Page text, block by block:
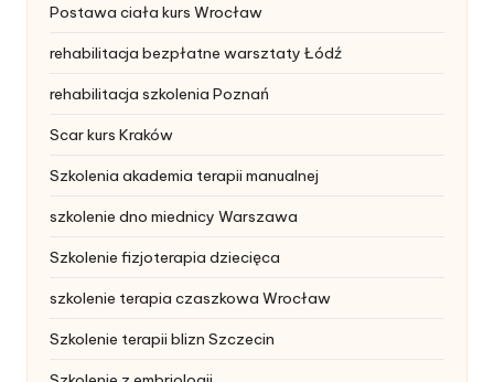
Postawa ciała kurs Wrocław
rehabilitacja bezpłatne warsztaty Łódź
rehabilitacja szkolenia Poznań
Scar kurs Kraków
Szkolenia akademia terapii manualnej
szkolenie dno miednicy Warszawa
Szkolenie fizjoterapia dziecięca
szkolenie terapia czaszkowa Wrocław
Szkolenie terapii blizn Szczecin